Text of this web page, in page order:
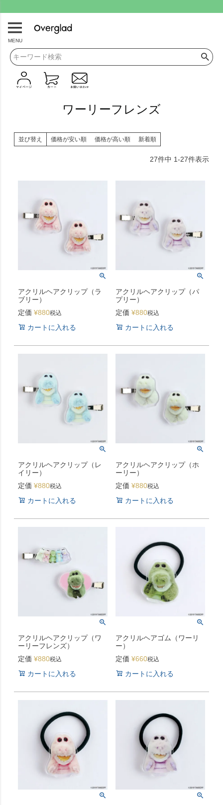
MENU
ワーリーフレンズ
並び替え 価格が安い順 価格が高い順 新着順
27件中 1-27件表示
アクリルヘアクリップ（ラ
ブリー）
定価 ¥880税込
カートに入れる
アクリルヘアクリップ（パ
プリー）
定価 ¥880税込
カートに入れる
アクリルヘアクリップ（レ
イリー）
定価 ¥880税込
カートに入れる
アクリルヘアクリップ（ホ
ーリー）
定価 ¥880税込
カートに入れる
アクリルヘアクリップ（ワ
ーリーフレンズ）
定価 ¥880税込
カートに入れる
アクリルヘアゴム（ワーリ
ー）
定価 ¥660税込
カートに入れる